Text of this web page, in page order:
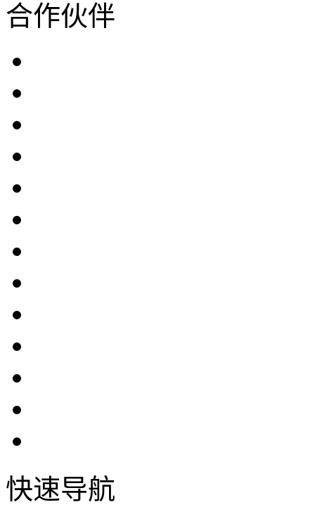
合作伙伴
快速导航